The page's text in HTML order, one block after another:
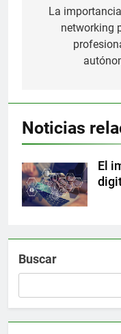
de
entradas
La
networking
Noticias
El
Buscar